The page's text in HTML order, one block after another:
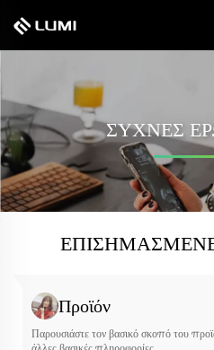
ΣΥΧΝΈΣ
Προϊόν
Παρουσιάστε τον βασικό σκοπό του